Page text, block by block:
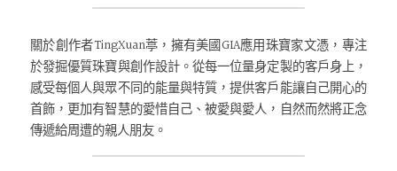
關於創作者TingXuan葶，擁有美國GIA應用珠寶家文憑，專注
於發掘優質珠寶與創作設計。從每一位量身定製的客戶身上，
感受每個人與眾不同的能量與特質，提供客戶能讓自己開心的
首飾，更加有智慧的愛惜自己、被愛與愛人，自然而然將正念
傳遞給周遭的親人朋友。